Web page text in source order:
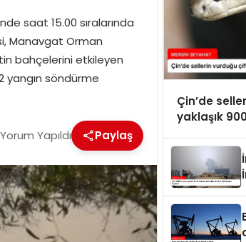
saat 15.00 sıralarında
Manavgat Orman
bahçelerini etkileyen
söndürme
Yapıldı Paylaş
Çin’de
yaklaşık